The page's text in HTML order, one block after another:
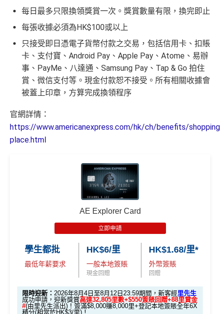
每日最多只限換領獎賞一次。獎賞數量有限，換完即止
每張收據必須為HK$100或以上
只接受即日憑電子貨幣付款之交易，包括信用卡、扣賬
卡、支付寶、Android Pay、Apple Pay、Atome、易辦
事、PayMe、八達通、Samsung Pay、Tap & Go 拍住
賞、微信支付等。現金付款恕不接受。所有相關收據會
被蓋上印章，方算完成換領程序
官網詳情：
https://www.americanexpress.com/hk/ch/benefits/
place.html
AE Explorer Card
立即申請
學生都批
最低年薪要求
HK$6/里
一般本地簽賬
現金回贈
HK$1.68/里*
外幣簽賬
回贈
限時迎新： 2026年8月4日至8月12日23:59期間，新客經里先生
成功申請，迎新獎賞高達32,805里數+$550簽賬回贈+88里賞金
#(由里先生派出)！簽滿$8,000賺8,000里+登記本地簽賬全年6X
積分(相當於HK$3/里)！